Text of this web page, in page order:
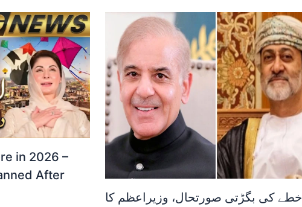
in 2026 –
After
خطے کی بگڑتی صورتحال، وزیراعظم کا